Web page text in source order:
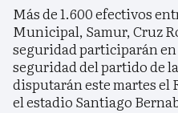
Más de 1.600 efectivos
Municipal, Samur, Cruz
seguridad participarán
seguridad del partido de
disputarán este martes el
el estadio Santiago